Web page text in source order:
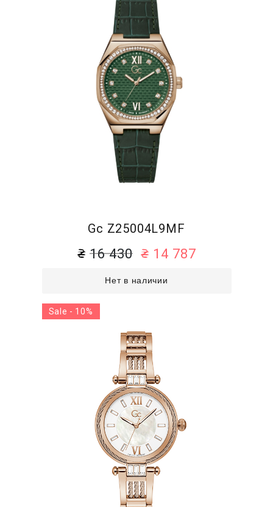
Gc Z25004L9MF
16 430 14 787
Нет в наличии
Sale - 10%